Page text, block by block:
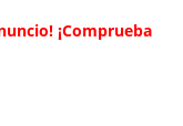
¡Comprueba